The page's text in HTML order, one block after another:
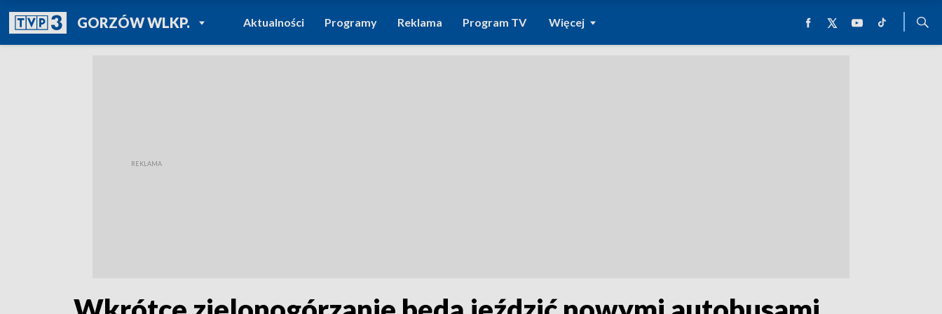
GORZÓW WLKP.POWRÓT DO
TVP REGIONY
Aktualności Programy Reklama Program TV Więcej